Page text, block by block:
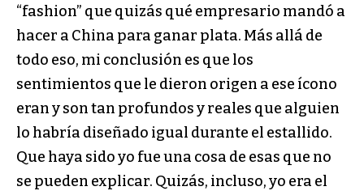
“fashion” que quizás qué empresario mandó a
hacer a China para ganar plata. Más allá de
todo eso, mi conclusión es que los
sentimientos que le dieron origen a ese ícono
eran y son tan profundos y reales que alguien
lo habría diseñado igual durante el estallido.
Que haya sido yo fue una cosa de esas que no
se pueden explicar. Quizás, incluso, yo era el